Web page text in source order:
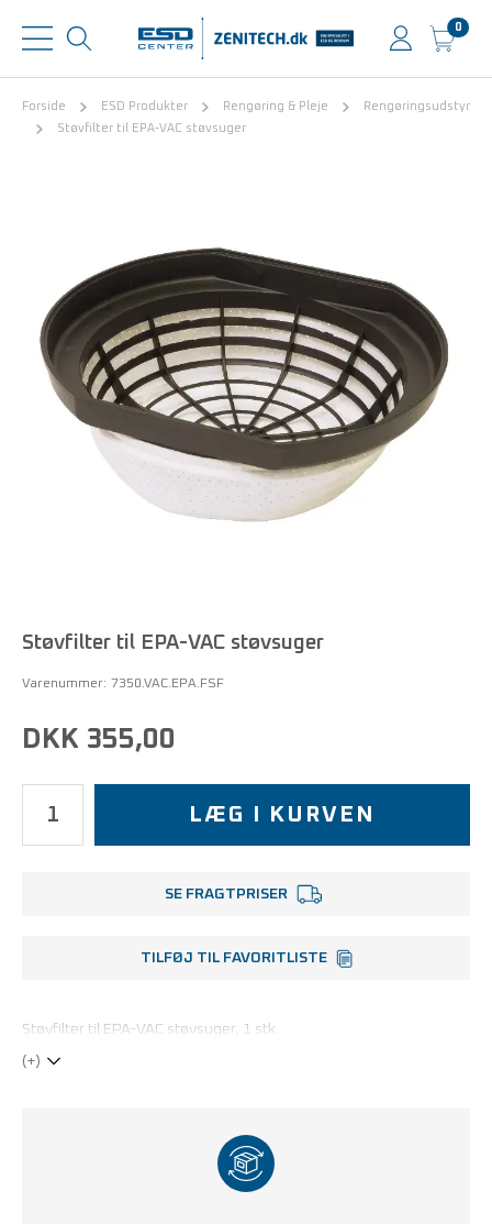
0
Forside ESD Produkter Rengøring & Pleje
Rengøringsudstyr
Støvfilter til EPA-VAC støvsuger
Støvfilter til EPA-VAC støvsuger
Varenummer: 7350.VAC.EPA.FSF
DKK 355,00
LÆG I KURVEN
SE FRAGTPRISER
TILFØJ TIL FAVORITLISTE
Støvfilter til EPA-VAC støvsuger, 1 stk.
(+)